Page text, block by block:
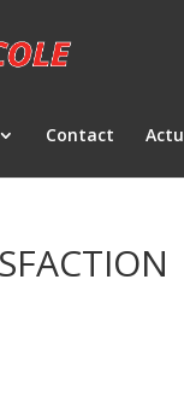
Contact Actu